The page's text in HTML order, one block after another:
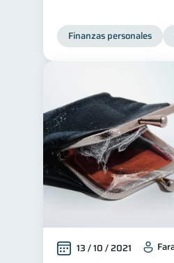
Tarjeta de crédito 6
Historial crediticio 6
Servicios
Derechos & Deberes 4
Superintendencia de
Vacaciones 2
Criptomonedas 2
Cuenta Abandonada
Inversiones 2
Finanzas Personales 1
Finanzas personales
13 / 10 / 2021